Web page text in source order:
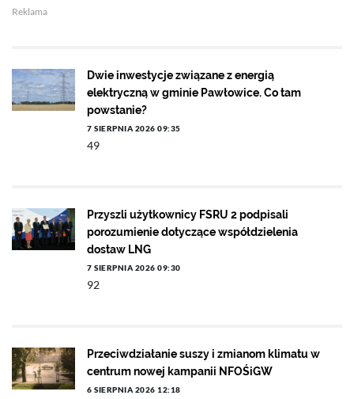
Reklama
Dwie inwestycje związane z energią
elektryczną w gminie Pawłowice. Co tam
powstanie?
7 SIERPNIA 2026 09:35
49
Przyszli użytkownicy FSRU 2 podpisali
porozumienie dotyczące współdzielenia
dostaw LNG
7 SIERPNIA 2026 09:30
92
Przeciwdziałanie suszy i zmianom klimatu w
centrum nowej kampanii NFOŚiGW
6 SIERPNIA 2026 12:18